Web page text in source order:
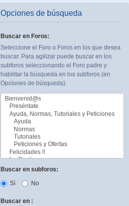
Opciones de búsqueda
Buscar en Foros:
Seleccione el Foro o Foros en los que desea
buscar. Para agilizar puede buscar en los
subforos seleccionando el Foro padre y
habilitar la búsqueda en los subforos (en
Opciones de búsqueda).
Buscar en subforos:
Sí
No
Buscar en :